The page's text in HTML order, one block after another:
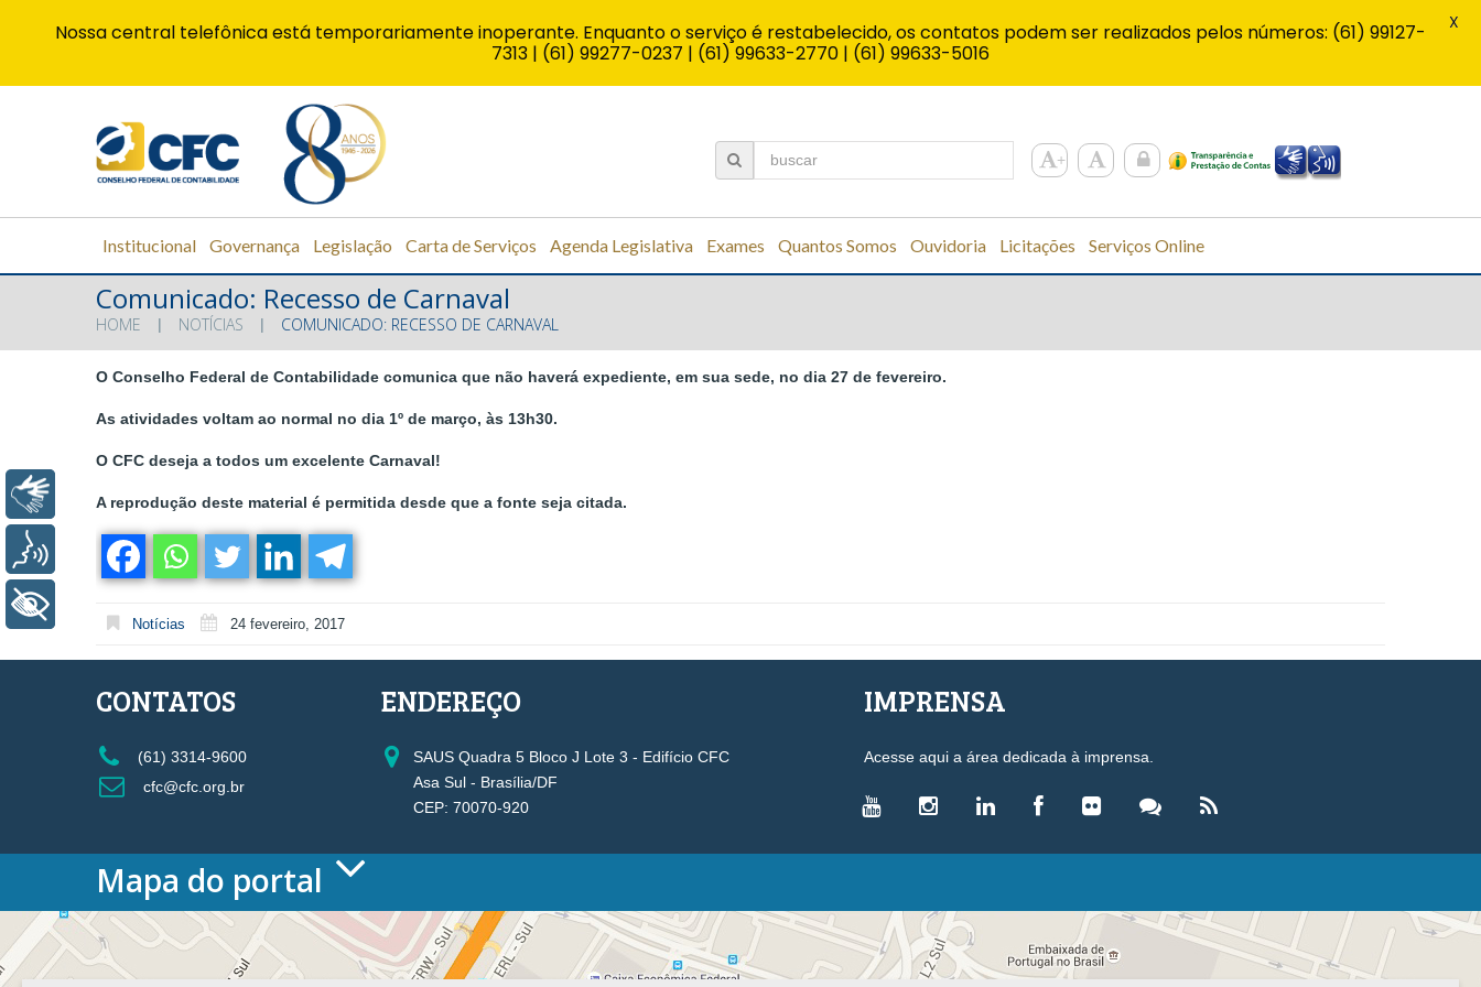
Institucional Governança Legislação Carta de Serviços Agenda Legislativa Exames Quantos Somos Ouvidoria Licitações Serviços Online
Comunicado: Recesso de Carnaval
HOME NOTÍCIAS COMUNICADO: RECESSO DE CARNAVAL
O Conselho Federal de Contabilidade comunica que não haverá expediente, em sua sede, no dia 27 de fevereiro.
As atividades voltam ao normal no dia 1º de março, às 13h30.
O CFC deseja a todos um excelente Carnaval!
A reprodução deste material é permitida desde que a fonte seja citada.
Notícias 24 fevereiro, 2017
CONTATOS
(61) 3314-9600
cfc@cfc.org.br
ENDEREÇO
SAUS Quadra 5 Bloco J Lote 3 - Edifício CFC
Asa Sul - Brasília/DF
CEP: 70070-920
IMPRENSA
Acesse aqui a área dedicada à imprensa.
Mapa do portal
HOME
O CONSELHO
Conselho Diretor
VICE-PRESIDÊNCIAS
Administrativa
Controle Interno
LEGISLAÇÃO
Decretos-Lei
Nossa central telefônica está temporariamente inoperante. Enquanto o serviço é restabelecido, os contatos podem ser realizados pelos números: (61) 99127-
7313 | (61) 99277-0237 | (61) 99633-2770 | (61) 99633-5016
X
Libras